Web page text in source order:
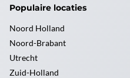
Populaire locaties
Noord Holland
Noord-Brabant
Utrecht
Zuid-Holland